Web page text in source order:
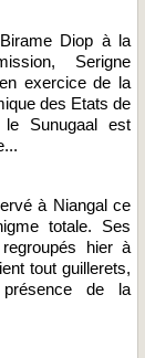
Diop à la
Serigne
exercice de la
des Etats de
le Sunugaal est
à Niangal ce
totale. Ses
hier à
tout guillerets,
de la